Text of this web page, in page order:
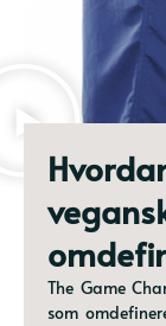
The Game
som